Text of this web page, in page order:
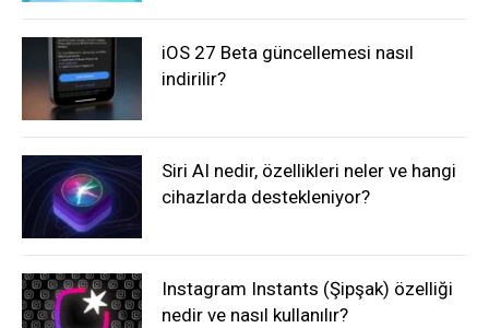
iOS 27 Beta güncellemesi nasıl
indirilir?
Siri AI nedir, özellikleri neler ve hangi
cihazlarda destekleniyor?
Instagram Instants (Şipşak) özelliği
nedir ve nasıl kullanılır?